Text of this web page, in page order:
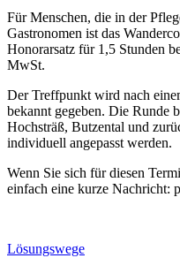
Für Menschen, die in der
Gastronomen ist das
Honorarsatz für 1,5 Stunden
MwSt.
Der Treffpunkt wird nach
bekannt gegeben. Die Runde
Hochsträß, Butzental und
individuell angepasst werden.
Wenn Sie sich für diesen
einfach eine kurze Nachricht:
Lösungswege